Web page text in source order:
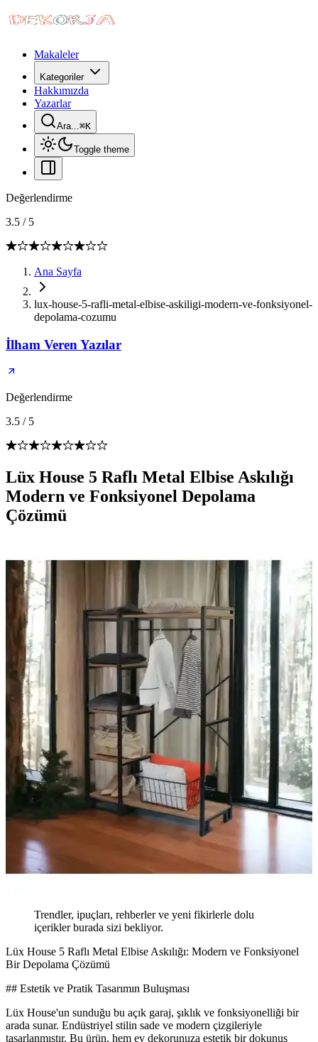
Makaleler
Kategoriler
Hakkımızda
Yazarlar
Ara...⌘K
Toggle theme
Değerlendirme
3.5 / 5
Ana Sayfa
lux-house-5-rafli-metal-elbise-askiligi-modern-ve-fonksiyonel-
depolama-cozumu
İlham Veren Yazılar
Değerlendirme
3.5 / 5
Lüx House 5 Raflı Metal Elbise Askılığı
Modern ve Fonksiyonel Depolama
Çözümü
Trendler, ipuçları, rehberler ve yeni fikirlerle dolu
içerikler burada sizi bekliyor.
Lüx House 5 Raflı Metal Elbise Askılığı: Modern ve Fonksiyonel
Bir Depolama Çözümü
## Estetik ve Pratik Tasarımın Buluşması
Lüx House'un sunduğu bu açık garaj, şıklık ve fonksiyonelliği bir
arada sunar. Endüstriyel stilin sade ve modern çizgileriyle
tasarlanmıştır. Bu ürün, hem ev dekorunuza estetik bir dokunuş